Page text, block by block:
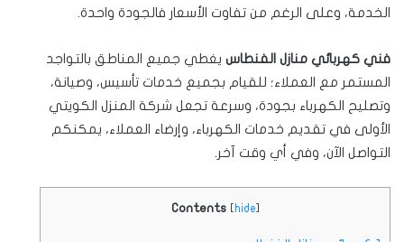
الخدمة، وعلى الرغم من تفاوت الأسعار فالجودة واحدة.
فني كهربائي منازل الفنطاس يغطي جميع المناطق بالتواجد
المستمر مع العملاء؛ للقيام بجميع خدمات تأسيس، وصيانة،
وتصليح الكهرباء بجودة، وسرعة تجعل شركة المنزل الكويتي
الأولى في تقديم خدمات الكهرباء، وإرضاء العملاء، يمكنكم
التواصل الآن، وفي أي وقت آخر.
Contents [ hide]